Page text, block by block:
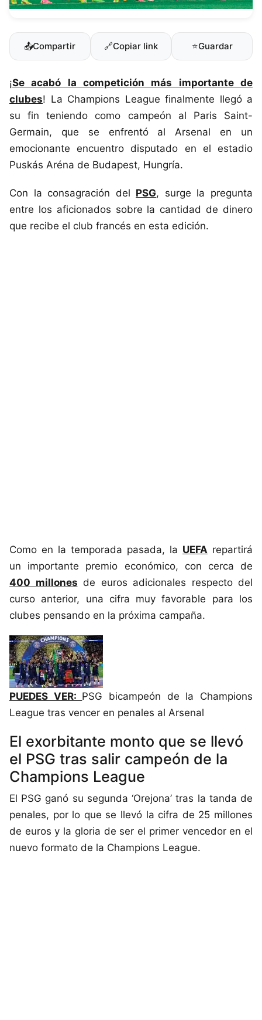
📤Compartir 🔗Copiar link ⭐Guardar
¡Se acabó la competición más importante de
clubes! La Champions League finalmente llegó a
su fin teniendo como campeón al Paris Saint-
Germain, que se enfrentó al Arsenal en un
emocionante encuentro disputado en el estadio
Puskás Aréna de Budapest, Hungría.
Con la consagración del PSG, surge la pregunta
entre los aficionados sobre la cantidad de dinero
que recibe el club francés en esta edición.
Como en la temporada pasada, la UEFA repartirá
un importante premio económico, con cerca de
400 millones de euros adicionales respecto del
curso anterior, una cifra muy favorable para los
clubes pensando en la próxima campaña.
PUEDES VER: PSG bicampeón de la Champions
League tras vencer en penales al Arsenal
El exorbitante monto que se llevó
el PSG tras salir campeón de la
Champions League
El PSG ganó su segunda ‘Orejona’ tras la tanda de
penales, por lo que se llevó la cifra de 25 millones
de euros y la gloria de ser el primer vencedor en el
nuevo formato de la Champions League.